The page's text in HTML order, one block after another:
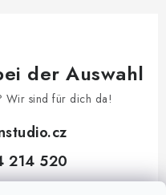
der Auswahl
Wir sind für dich da!
214 520